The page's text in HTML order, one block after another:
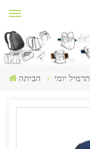
הביתה תרמיל יומי